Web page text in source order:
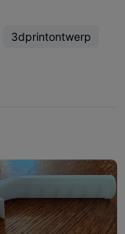
3dprintontwerp